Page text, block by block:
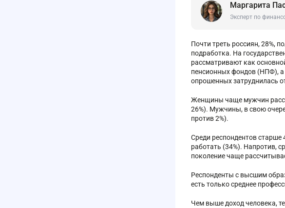
Маргарита
Эксперт по
Почти треть россиян, 28%,
подработка. На
рассматривают как
пенсионных фондов (НПФ), а
опрошенных затруднилась
Женщины чаще мужчин
26%). Мужчины, в свою
против 2%).
Среди респондентов старше
работать (34%). Напротив,
поколение чаще
Респонденты с высшим
есть только среднее
Чем выше доход человека,